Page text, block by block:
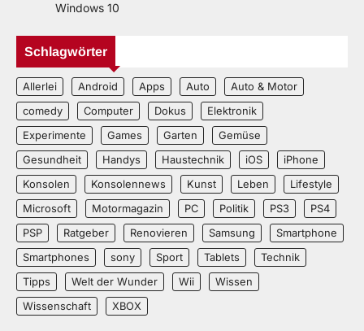
Windows 10
Schlagwörter
Allerlei Android Apps Auto
Auto & Motor
comedy
Computer Dokus
Elektronik
Experimente
Games Garten
Gemüse
Gesundheit
Handys Haustechnik iOS
iPhone
Konsolen
Konsolennews Kunst Leben
Lifestyle
Microsoft
Motormagazin PC Politik PS3
PS4
PSP
Ratgeber Renovieren Samsung
Smartphone
Smartphones
sony Sport Tablets
Technik
Tipps
Welt der Wunder Wii
Wissen
Wissenschaft
XBOX